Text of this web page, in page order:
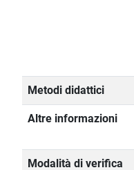
Metodi didattici
Altre informazioni
Modalità di verifica